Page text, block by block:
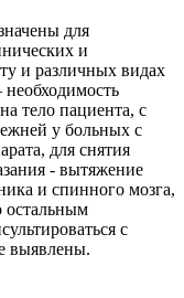
для
и
и различных видах
тело пациента, с
у больных с
для снятия
- вытяжение
и спинного мозга,
остальным
с
выявлены.